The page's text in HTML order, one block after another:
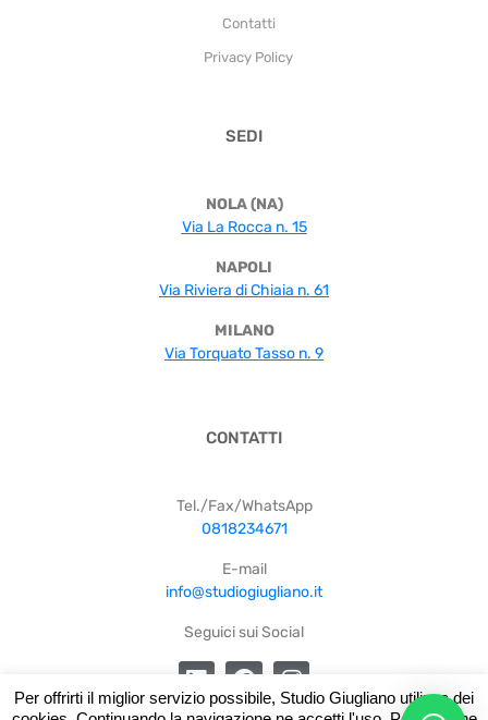
Contatti
Privacy Policy
SEDI
NOLA (NA)
Via La Rocca n. 15
NAPOLI
Via Riviera di Chiaia n. 61
MILANO
Via Torquato Tasso n. 9
CONTATTI
Tel./Fax/WhatsApp
0818234671
E-mail
info@studiogiugliano.it
Seguici sui Social
Per offrirti il miglior servizio possibile, Studio Giugliano utilizza dei